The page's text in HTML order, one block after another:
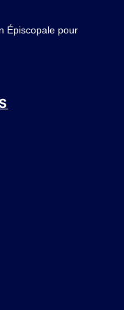
Épiscopale pour